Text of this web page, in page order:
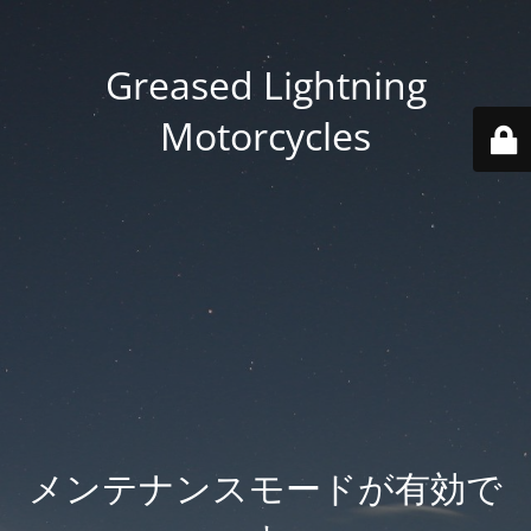
Greased Lightning
Motorcycles
メンテナンスモードが有効で